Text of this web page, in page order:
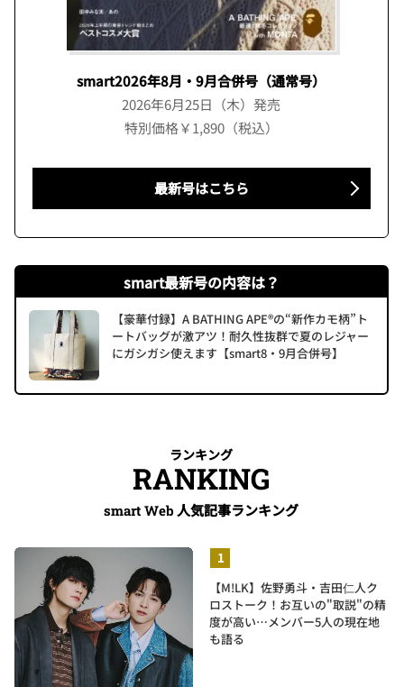
smart2026年8月・9月合併号（通常号）
2026年6月25日（木）発売
特別価格￥1,890（税込）
最新号はこちら
smart最新号の内容は？
【豪華付録】A BATHING APE®の“新作カモ柄”ト
ートバッグが激アツ！耐久性抜群で夏のレジャー
にガシガシ使えます【smart8・9月合併号】
ランキング
RANKING
smart Web人気記事ランキング
【M!LK】佐野勇斗・吉田仁人ク
ロストーク！お互いの"取説"の精
度が高い…メンバー5人の現在地
も語る